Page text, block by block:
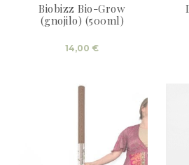
Biobizz Bio-Grow
(gnojilo) (500ml)
14,00 €